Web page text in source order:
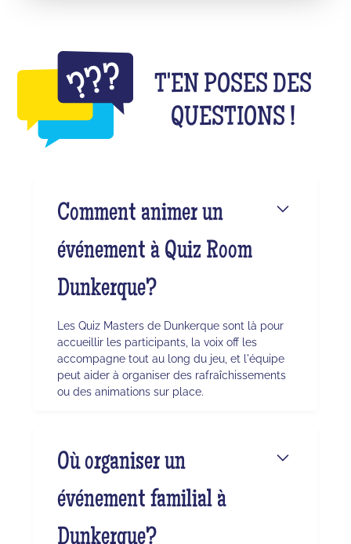
T'EN POSES DES
QUESTIONS !
Comment animer un
événement à Quiz Room
Dunkerque?
Les Quiz Masters de Dunkerque sont là pour
accueillir les participants, la voix off les
accompagne tout au long du jeu, et l'équipe
peut aider à organiser des rafraîchissements
ou des animations sur place.
Où organiser un
événement familial à
Dunkerque?